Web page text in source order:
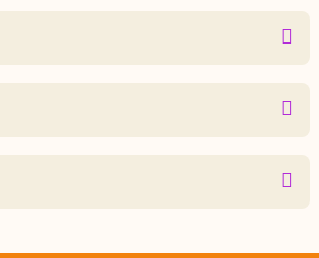
ürün açıklamalarında ve diğer konularda
öneri formunu kullanarak tarafımıza